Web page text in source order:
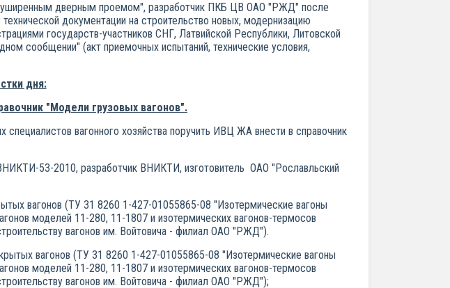
дверным проемом", разработчик ПКБ ЦВ ОАО "РЖД" после
документации на строительство новых, модернизацию
государств-участников СНГ, Латвийской Республики, Литовской
сообщении" (акт приемочных испытаний, технические условия,
дня:
"Модели грузовых вагонов".
вагонного хозяйства поручить ИВЦ ЖА внести в справочник
53-2010, разработчик ВНИКТИ, изготовитель ОАО "Рославльский
вагонов (ТУ 31 8260 1-427-01055865-08 "Изотермические вагоны
моделей 11-280, 11-1807 и изотермических вагонов-термосов
вагонов им. Войтовича - филиал ОАО "РЖД").
вагонов (ТУ 31 8260 1-427-01055865-08 "Изотермические вагоны
моделей 11-280, 11-1807 и изотермических вагонов-термосов
вагонов им. Войтовича - филиал ОАО "РЖД");